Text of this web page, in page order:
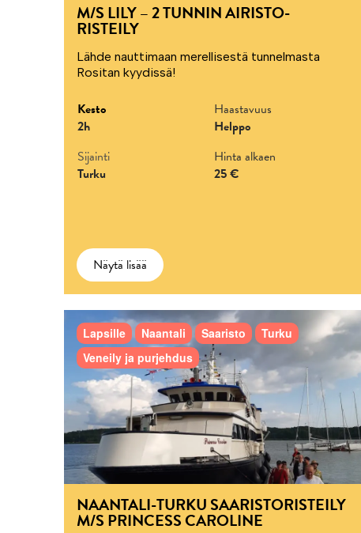
M/S LILY – 2 TUNNIN AIRISTO-
RISTEILY
Lähde nauttimaan merellisestä tunnelmasta
Rositan kyydissä!
Kesto
2h
Haastavuus
Helppo
Sijainti
Turku
Hinta alkaen
25 €
Näytä lisää
Lapsille Naantali Saaristo
Turku
Veneily ja purjehdus
NAANTALI-TURKU SAARISTORISTEILY
M/S PRINCESS CAROLINE